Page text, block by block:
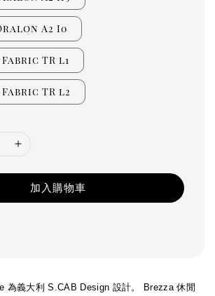
A2 I0
TR l1
TR l2
加入購物車
為義大利 S.CAB Design 設計。 Brezza 休閒